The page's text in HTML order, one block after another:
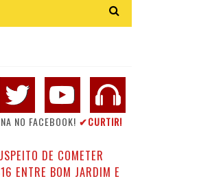
NO FACEBOOK! ✔CURTIR!
DE COMETER
ENTRE BOM JARDIM E